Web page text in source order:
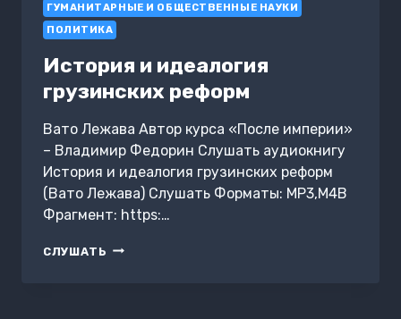
ГУМАНИТАРНЫЕ И ОБЩЕСТВЕННЫЕ НАУКИ
ПОЛИТИКА
История и идеалогия
грузинских реформ
Вато Лежава Автор курса «После империи»
– Владимир Федорин Слушать аудиокнигу
История и идеалогия грузинских реформ
(Вато Лежава) Слушать Форматы: MP3,M4B
Фрагмент: https:…
СЛУШАТЬ ИСТОРИЯ